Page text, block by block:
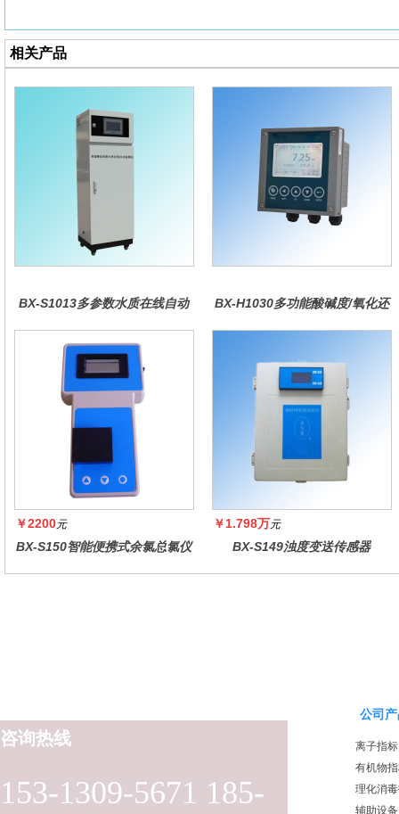
相关产品
BX-S1013多参数水质在线自动
BX-H1030多功能酸碱度/氧化还
￥2200元
BX-S150智能便携式余氯总氯仪
￥1.798万元
BX-S149浊度变送传感器
153-1309-5671 185-
咨询热线
公司
离子指标
有机物
理化消
辅助设备